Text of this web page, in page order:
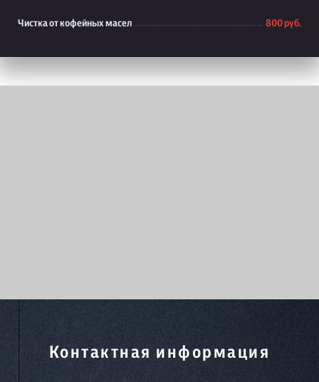
Чистка от кофейных масел 800 руб.
Контактная информация